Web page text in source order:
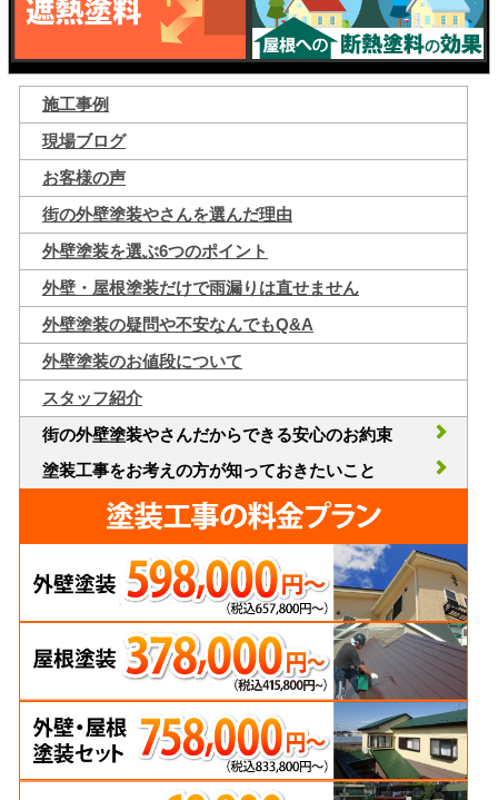
施工事例
現場ブログ
お客様の声
街の外壁塗装やさんを選んだ理由
外壁塗装を選ぶ6つのポイント
外壁・屋根塗装だけで雨漏りは直せません
外壁塗装の疑問や不安なんでもQ&A
外壁塗装のお値段について
スタッフ紹介
街の外壁塗装やさんだからできる安心のお約束
塗装工事をお考えの方が知っておきたいこと